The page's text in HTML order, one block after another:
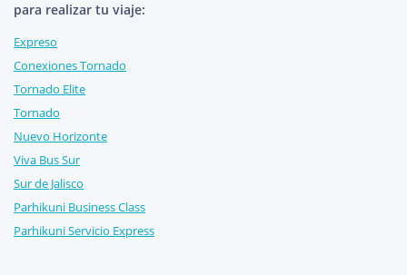
para realizar tu viaje:
Expreso
Conexiones Tornado
Tornado Elite
Tornado
Nuevo Horizonte
Viva Bus Sur
Sur de Jalisco
Parhikuni Business Class
Parhikuni Servicio Express